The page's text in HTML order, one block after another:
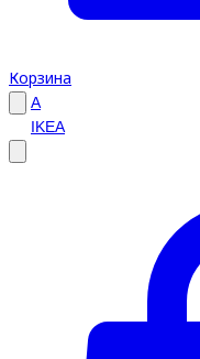
Корзина
A
IKEA